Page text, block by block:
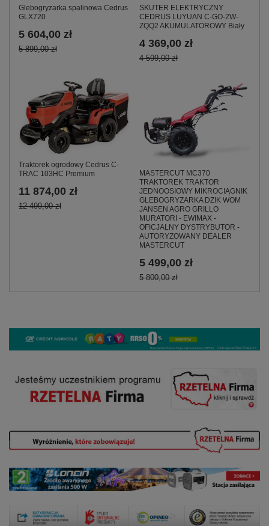
Glebogryzarka spalinowa Cedrus
GLX720
5 604,00 zł
5 899,00 zł
SKUTER ELEKTRYCZNY
CEDRUS LUYUAN C-GO-2W-
ZQQ2 AKUMULATOROWY Biały
4 369,00 zł
4 599,00 zł
Traktorek ogrodowy Cedrus C-
TRAC 103HC Premium
11 874,00 zł
12 499,00 zł
MASTERCUT MC370
TRAKTOREK TRAKTOR
JEDNOOSIOWY MIKROCIĄGNIK
GLEBOGRYZARKA DZIK WOM
JANSEN AGRO GRILLO
MURATORI - EWIMAX -
OFICJALNY DYSTRYBUTOR -
AUTORYZOWANY DEALER
MASTERCUT
5 499,00 zł
5 800,00 zł